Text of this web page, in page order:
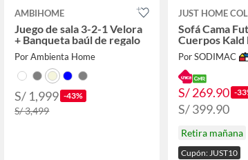
AMBIHOME
Juego de sala 3-2-1 Velora
+ Banqueta baúl de regalo
Por Ambienta Home
S/ 1,999 -43%
S/ 3,499
JUST HOME
Sofá Cama
Cuerpos Kald
Por SODIMAC
S/ 269.90 -
S/ 399.90
Retira mañana
Cupón: JUST10